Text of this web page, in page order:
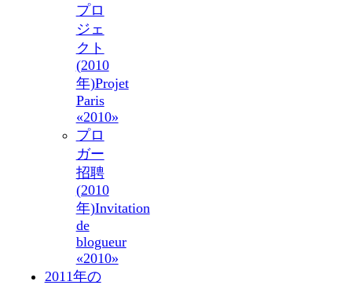
プロ
ジェ
クト
(2010
年)Projet
Paris
«2010»
プロ
ガー
招聘
(2010
年)Invitation
de
blogueur
«2010»
2011年の